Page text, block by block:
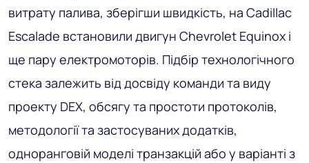
витрату палива, зберігши швидкість, на Cadillac
Escalade встановили двигун Chevrolet Equinox і
ще пару електромоторів. Підбір технологічного
стека залежить від досвіду команди та виду
проекту DEX, обсягу та простоти протоколів,
методології та застосуваних додатків,
одноранговій моделі транзакцій або у варіанті з